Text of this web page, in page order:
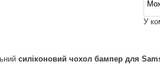
У
силіконовий чохол бампер для